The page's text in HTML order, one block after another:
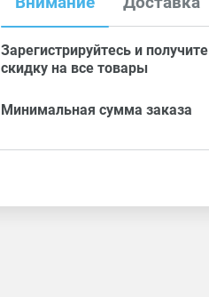
Зарегистрируйтесь и получите
скидку на все товары
Минимальная сумма заказа